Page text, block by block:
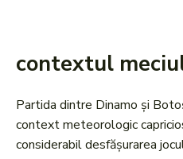
contextul
Partida dintre Dinamo și
context meteorologic
considerabil desfășurarea